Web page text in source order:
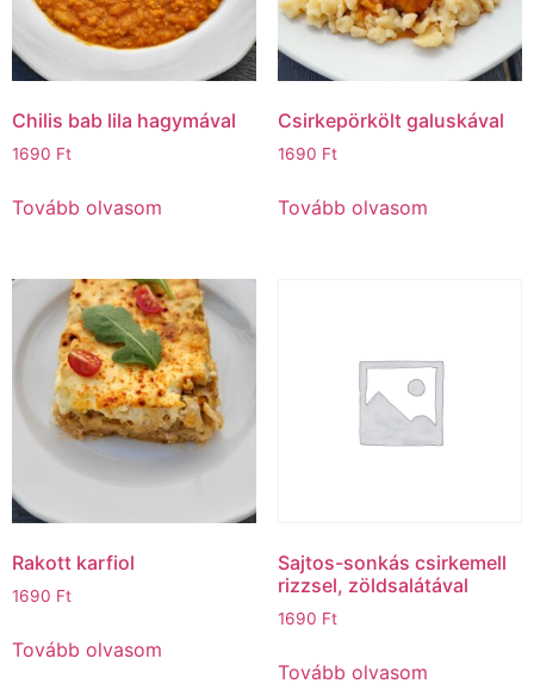
Chilis bab lila hagymával
1690 Ft
Tovább olvasom
Csirkepörkölt galuskával
1690 Ft
Tovább olvasom
Rakott karfiol
1690 Ft
Tovább olvasom
Sajtos-sonkás csirkemell
rizzsel, zöldsalátával
1690 Ft
Tovább olvasom